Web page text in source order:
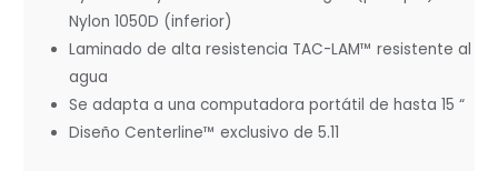
Nylon 1050D (inferior)
Laminado de alta resistencia TAC-LAM™ resistente al
agua
Se adapta a una computadora portátil de hasta 15 “
Diseño Centerline™ exclusivo de 5.11